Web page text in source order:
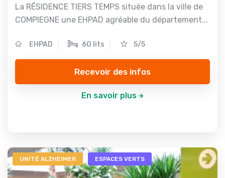
La RÉSIDENCE TIERS TEMPS située dans la ville de
COMPIEGNE une EHPAD agréable du département...
EHPAD 60 lits 5/5
Recevoir des infos
En savoir plus
UNITÉ ALZHEIMER ESPACES VERTS